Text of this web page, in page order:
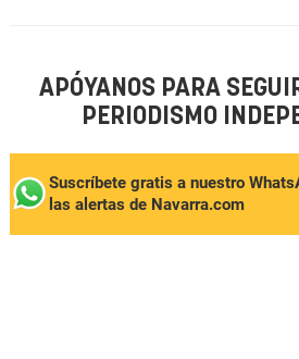
APÓYANOS PARA
PERIODISMO
Suscríbete gratis a nuestro
las alertas de Navarra.com